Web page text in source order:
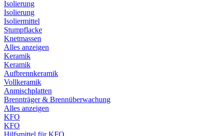
Isolierung
Isolierung
Isoliermittel
Stumpflacke
Knetmassen
Alles anzeigen
Keramik
Keramik
Aufbrennkeramik
Vollkeramik
Anmischplatten
Brennträger & Brennüberwachung
Alles anzeigen
KFO
KFO
Hilfsmittel für KFO